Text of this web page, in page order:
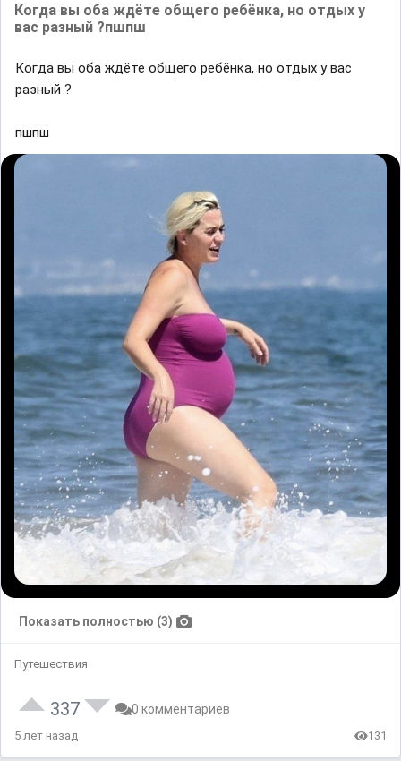
Когда вы оба ждёте общего ребёнка, но отдых у
вас разный ?пшпш
Когда вы оба ждёте общего ребёнка, но отдых у вас
разный ?
пшпш
Показать полностью (3)
Путешествия
337 0 комментариев
5 лет назад 131